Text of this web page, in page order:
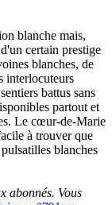
blanche mais,
certain prestige
blanches, de
interlocuteurs
battus sans
partout et
Le cœur-de-Marie
à trouver que
blanches
abonnés. Vous